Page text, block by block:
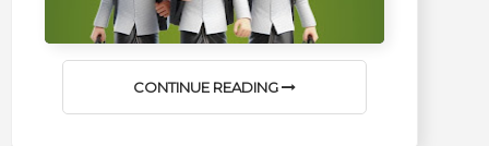
CONTINUE READING